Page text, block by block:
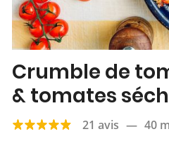
Crumble de
& tomates
21 avis — 40